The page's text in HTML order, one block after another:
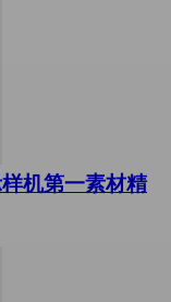
机第一素材精